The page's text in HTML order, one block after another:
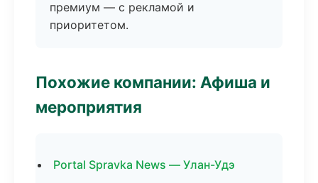
премиум — с рекламой и
приоритетом.
Похожие компании: Афиша и
мероприятия
Portal Spravka News — Улан-Удэ